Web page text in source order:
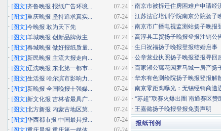
· 南京市被拆迁住房困难户申请经
· 江苏法官培训学院南京分院扬子
· 南京市广播电视监测站扬子晚报
· 高淳县工贸扬子晚报登报注销公
· 生日祝福扬子晚报登报结婚启事
· 公章营业执照扬子晚报登报寻回
· 百家湖公寓花园罗马城一房产扬
· 华东有色测绘院扬子晚报登报解
· 南京零距离曝光：无锡经销商遭
· “苏超”联赛火爆出圈 南通赛区赞
· 王嘉懿扬子晚报登报免责声明
报纸刊例
07-24
· [图文]齐鲁晚报 报纸广告环境...
07-24
· [图文]重庆晚报 坚持追求真实...
07-24
· [图文]今晚报 敢为天下先
07-24
· [图文]羊城晚报 创新品牌做主...
07-24
· [图文]春城晚报 做好报纸质量...
07-24
· [图文]新民晚报 主流大报走向...
07-24
· [图文]辽沈晚报 东北第一都市...
07-24
· [图文]生活报 哈尔滨市影响力...
07-24
· [图文]新晚报 全国晚报十强媒...
07-24
· [图文]新文化报 吉林省最具广...
07-24
· [图文]北方新报 内蒙古地区第...
07-24
· [图文]华西都市报 中国最具投...